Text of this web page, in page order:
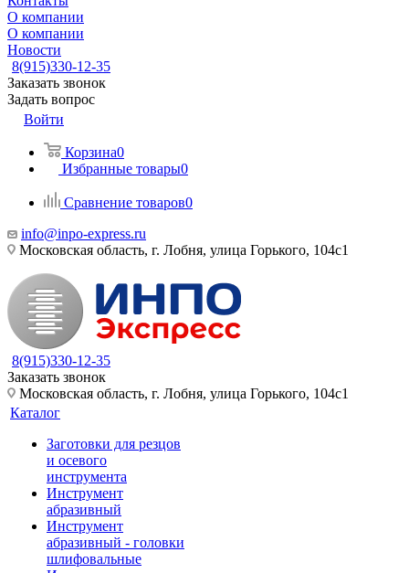
О компании
О компании
Новости
8(915)330-12-35
Заказать звонок
Задать вопрос
Войти
Корзина0
Избранные товары0
Сравнение товаров0
info@inpo-express.ru
Московская область, г. Лобня, улица Горького, 104с1
8(915)330-12-35
Заказать звонок
Московская область, г. Лобня, улица Горького, 104с1
Каталог
Заготовки для резцов
и осевого
инструмента
Инструмент
абразивный
Инструмент
абразивный - головки
шлифовальные